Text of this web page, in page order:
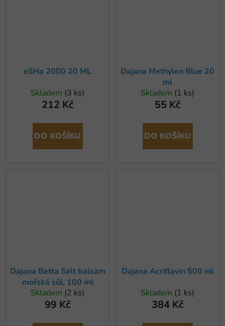
eSHa 2000 20 ML
Skladem (3 ks)
212 Kč
DO KOŠÍKU
Dajana Methylen Blue 20
ml
Skladem (1 ks)
55 Kč
DO KOŠÍKU
Dajana Betta Salt balsam
mořská sůl, 100 ml
Skladem (2 ks)
99 Kč
Dajana Acriflavin 500 ml
Skladem (1 ks)
384 Kč